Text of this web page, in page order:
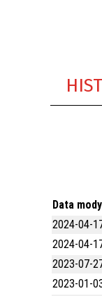
Data
2024-04-
2024-04-
2023-07-
2023-01-